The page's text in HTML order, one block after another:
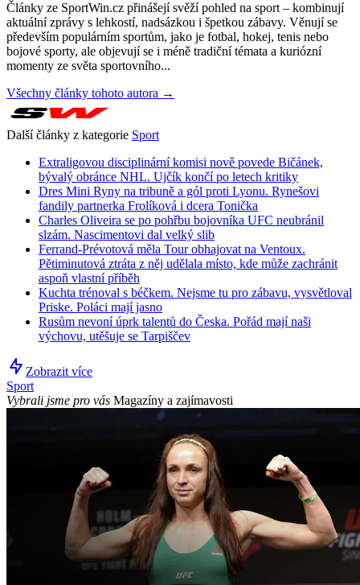
Články ze SportWin.cz přinášejí svěží pohled na sport – kombinují
aktuální zprávy s lehkostí, nadsázkou i špetkou zábavy. Věnují se
především populárním sportům, jako je fotbal, hokej, tenis nebo
bojové sporty, ale objevují se i méně tradiční témata a kuriózní
momenty ze světa sportovního...
Všechny články tohoto autora →
Další články z kategorie Sport
Extraligovou disciplinární komisi nově povede Bičánek,
bývalý obránce NHL. Ujčík končí po letech kritiky
Dres Mini Ryny na tribuně a gól proti Lyonu. Rynešovi
fandily partnerka Frolíková i dcera Tonička
Charles Oliveira se po pohřbu bojovníka UFC neubránil
slzám. Nascimentovi dal velký slib
Ferrand-Prévotová měla Tour obhajovat na Ventoux.
Pětiminutová ztráta z něj udělala místo, kde může zachránit
aspoň vlastní příběh
Kuchta trénoval s béčkem. Nejsme tu pro zábavu, vysvětloval
Priske. Poláci mají jasno
Rusům nevoní úprk talentů do Česka. Pořád mají naši
výchovu, utěšuje se Tarpiščev
Zobrazit více
Sport
Vybrali jsme pro vás Magazíny a zajímavosti